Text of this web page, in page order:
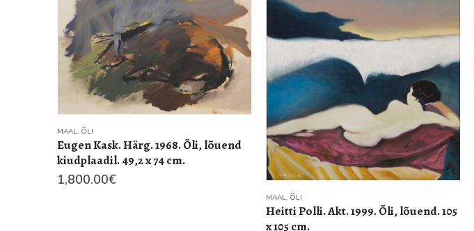
MAAL, ÕLI
Eugen Kask. Härg. 1968. Õli, lõuend
kiudplaadil. 49,2 x 74 cm.
1,800.00€
MAAL, ÕLI
Heitti Polli. Akt. 1999. Õli, lõuend. 105
x 105 cm.